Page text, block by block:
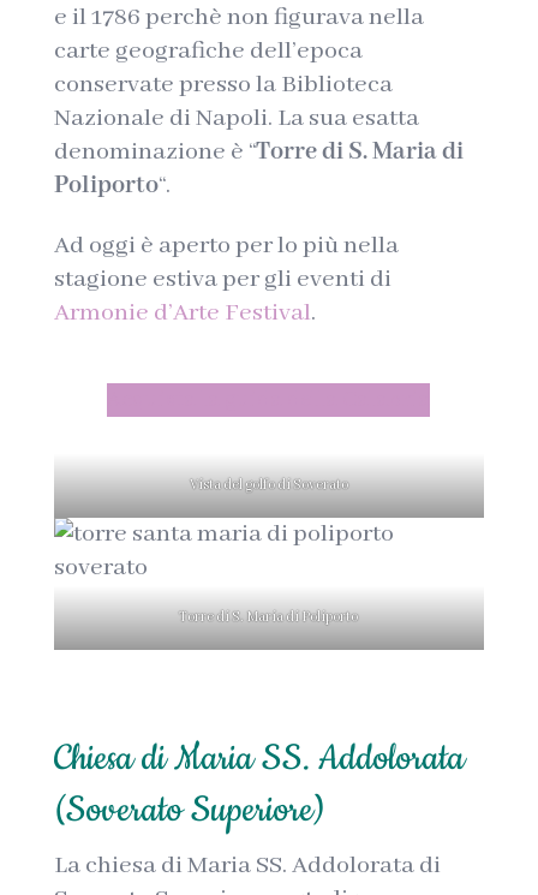
e il 1786 perchè non figurava nella
carte geografiche dell’epoca
conservate presso la Biblioteca
Nazionale di Napoli. La sua esatta
denominazione è “Torre di S. Maria di
Poliporto“.
Ad oggi è aperto per lo più nella
stagione estiva per gli eventi di
Armonie d’Arte Festival.
Vista del golfo di Soverato
Torre di S. Maria di Poliporto
Chiesa di Maria SS. Addolorata
(Soverato Superiore)
La chiesa di Maria SS. Addolorata di